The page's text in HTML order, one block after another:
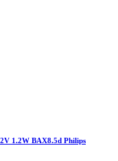
1.2W BAX8.5d Philips